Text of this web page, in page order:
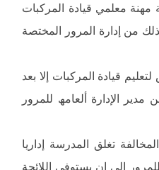
مھنة معلمي قیادة المركبات
من إدارة المرور المختصة
قیادة المركبات إلا بعد
الإدارة ألعامھ للمرور
تغلق المدرسة إداریا
إلى إن یستوفى اللائحة